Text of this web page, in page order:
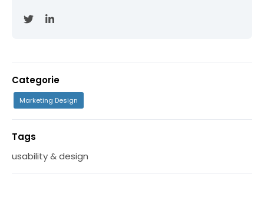
Categorie
Marketing Design
Tags
usability & design